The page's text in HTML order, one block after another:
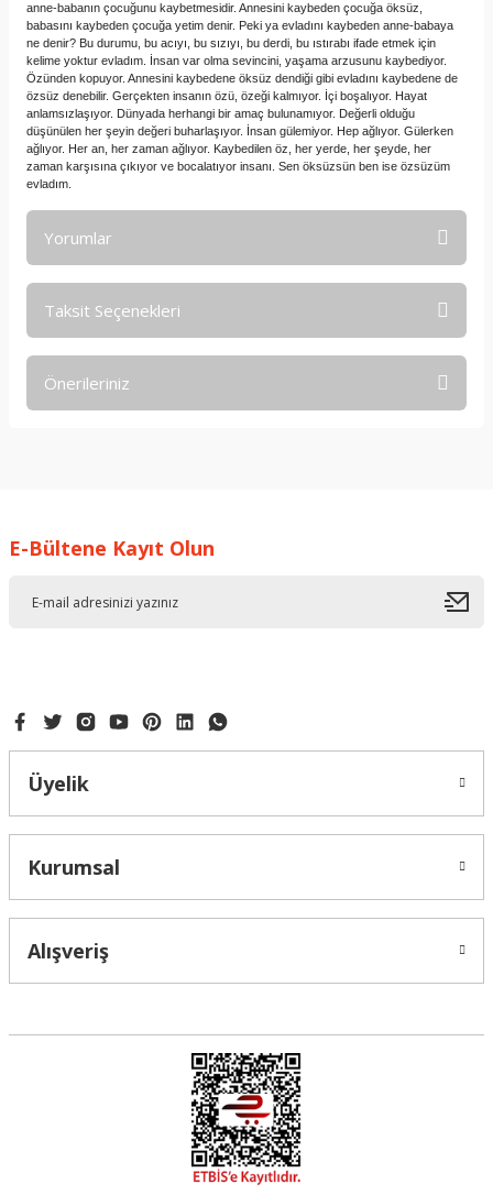
anne-babanın çocuğunu kaybetmesidir. Annesini kaybeden çocuğa öksüz,
babasını kaybeden çocuğa yetim denir. Peki ya evladını kaybeden anne-babaya
ne denir? Bu durumu, bu acıyı, bu sızıyı, bu derdi, bu ıstırabı ifade etmek için
kelime yoktur evladım. İnsan var olma sevincini, yaşama arzusunu kaybediyor.
Özünden kopuyor. Annesini kaybedene öksüz dendiği gibi evladını kaybedene de
özsüz denebilir. Gerçekten insanın özü, özeği kalmıyor. İçi boşalıyor. Hayat
anlamsızlaşıyor. Dünyada herhangi bir amaç bulunamıyor. Değerli olduğu
düşünülen her şeyin değeri buharlaşıyor. İnsan gülemiyor. Hep ağlıyor. Gülerken
ağlıyor. Her an, her zaman ağlıyor. Kaybedilen öz, her yerde, her şeyde, her
zaman karşısına çıkıyor ve bocalatıyor insanı. Sen öksüzsün ben ise özsüzüm
evladım.
Yorumlar
Taksit Seçenekleri
Önerileriniz
Ürün resmi kalitesiz, bozuk veya görüntülenemiyor.
E-Bültene Kayıt Olun
Üyelik
Kurumsal
Alışveriş